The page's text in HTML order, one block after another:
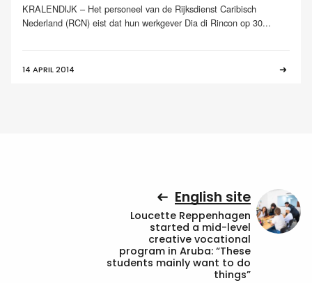
KRALENDIJK – Het personeel van de Rijksdienst Caribisch
Nederland (RCN) eist dat hun werkgever Dia di Rincon op 30...
14 APRIL 2014
English site
Loucette Reppenhagen
started a mid-level
creative vocational
program in Aruba: “These
students mainly want to do
things”